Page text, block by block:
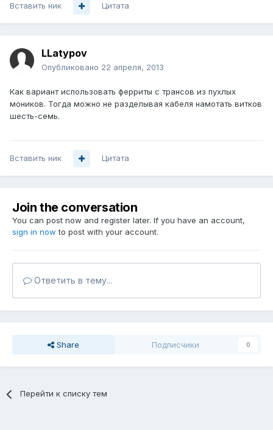
Вставить ник Цитата
LLatypov
Опубликовано 22 апреля, 2013
Как вариант использовать ферриты с трансов из пухлых
моников. Тогда можно не разделывая кабеля намотать витков
шесть-семь.
Вставить ник Цитата
Join the conversation
You can post now and register later. If you have an account,
sign in now to post with your account.
Ответить в тему...
Share Подписчики 0
Перейти к списку тем